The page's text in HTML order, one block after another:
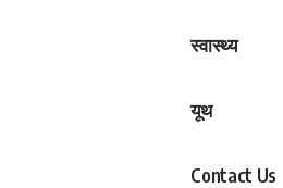
स्वास्थ्य
यूथ
Contact Us